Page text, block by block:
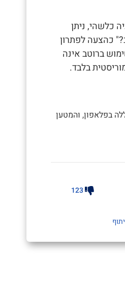
כלשהי, ניתן
כהצעה לפתרון
ברוטב אינה
בלבד.
בפלאפון, והמטען
123